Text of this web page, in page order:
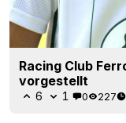
Racing Club
vorgestellt
6 1 0 227